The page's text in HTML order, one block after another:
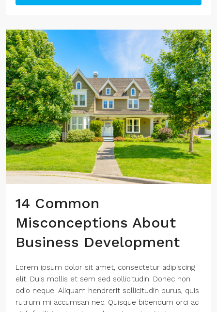
14 Common
Misconceptions About
Business Development
Lorem ipsum dolor sit amet, consectetur adipiscing
elit. Duis mollis et sem sed sollicitudin. Donec non
odio neque. Aliquam hendrerit sollicitudin purus, quis
rutrum mi accumsan nec. Quisque bibendum orci ac